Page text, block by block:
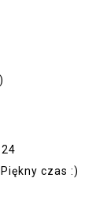
czas :)